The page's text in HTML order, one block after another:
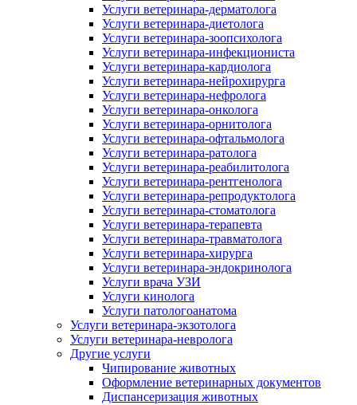
Услуги ветеринара-дерматолога
Услуги ветеринара-диетолога
Услуги ветеринара-зоопсихолога
Услуги ветеринара-инфекциониста
Услуги ветеринара-кардиолога
Услуги ветеринара-нейрохирурга
Услуги ветеринара-нефролога
Услуги ветеринара-онколога
Услуги ветеринара-орнитолога
Услуги ветеринара-офтальмолога
Услуги ветеринара-ратолога
Услуги ветеринара-реабилитолога
Услуги ветеринара-рентгенолога
Услуги ветеринара-репродуктолога
Услуги ветеринара-стоматолога
Услуги ветеринара-терапевта
Услуги ветеринара-травматолога
Услуги ветеринара-хирурга
Услуги ветеринара-эндокринолога
Услуги врача УЗИ
Услуги кинолога
Услуги патологоанатома
Услуги ветеринара-экзотолога
Услуги ветеринара-невролога
Другие услуги
Чипирование животных
Оформление ветеринарных документов
Диспансеризация животных